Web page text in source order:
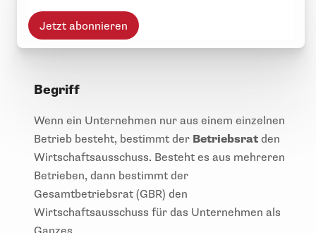
Jetzt abonnieren
Begriff
Wenn ein Unternehmen nur aus einem einzelnen
Betrieb besteht, bestimmt der Betriebsrat den
Wirtschaftsausschuss. Besteht es aus mehreren
Betrieben, dann bestimmt der
Gesamtbetriebsrat (GBR) den
Wirtschaftsausschuss für das Unternehmen als